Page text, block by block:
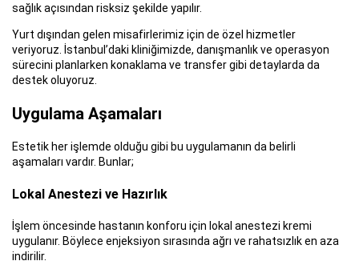
sağlık açısından risksiz şekilde yapılır.
Yurt dışından gelen misafirlerimiz için de özel hizmetler
veriyoruz. İstanbul’daki kliniğimizde, danışmanlık ve operasyon
sürecini planlarken konaklama ve transfer gibi detaylarda da
destek oluyoruz.
Uygulama Aşamaları
Estetik her işlemde olduğu gibi bu uygulamanın da belirli
aşamaları vardır. Bunlar;
Lokal Anestezi ve Hazırlık
İşlem öncesinde hastanın konforu için lokal anestezi kremi
uygulanır. Böylece enjeksiyon sırasında ağrı ve rahatsızlık en aza
indirilir.